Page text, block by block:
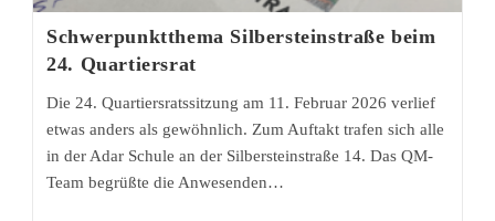
Schwerpunktthema Silbersteinstraße beim
24. Quartiersrat
Die 24. Quartiersratssitzung am 11. Februar 2026 verlief
etwas anders als gewöhnlich. Zum Auftakt trafen sich alle
in der Adar Schule an der Silbersteinstraße 14. Das QM-
Team begrüßte die Anwesenden…